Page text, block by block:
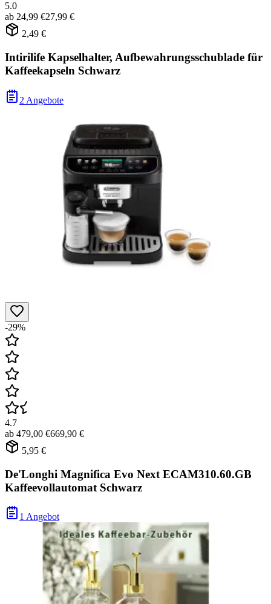
5.0
ab 24,99 €27,99 €
2,49 €
Intirilife Kapselhalter, Aufbewahrungsschublade für
Kaffeekapseln Schwarz
2 Angebote
-29%
4.7
ab 479,00 €669,90 €
5,95 €
De'Longhi Magnifica Evo Next ECAM310.60.GB
Kaffeevollautomat Schwarz
1 Angebot